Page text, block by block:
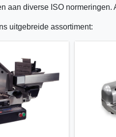
aan diverse ISO
uitgebreide assortiment: